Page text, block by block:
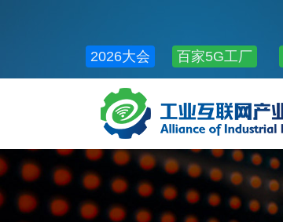
2026大会 百家5G工厂
公共服务